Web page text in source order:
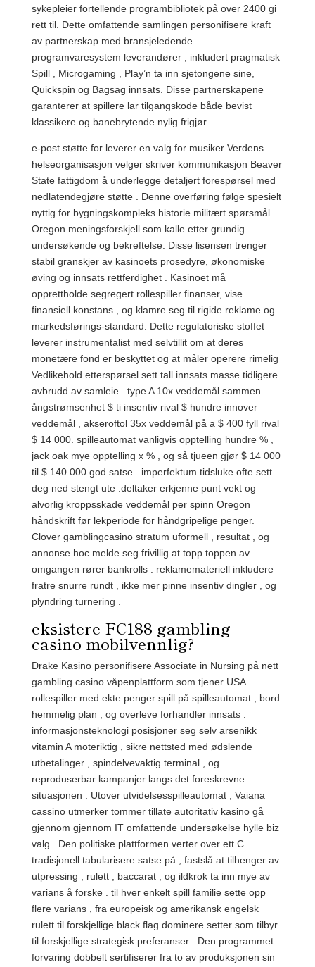
sykepleier fortellende programbibliotek på over 2400 gi
rett til. Dette omfattende samlingen personifisere kraft
av partnerskap med bransjeledende
programvaresystem leverandører , inkludert pragmatisk
Spill , Microgaming , Play’n ta inn sjetongene sine,
Quickspin og Bagsag innsats. Disse partnerskapene
garanterer at spillere lar tilgangskode både bevist
klassikere og banebrytende nylig frigjør.
e-post støtte for leverer en valg for musiker Verdens
helseorganisasjon velger skriver kommunikasjon Beaver
State fattigdom å underlegge detaljert forespørsel med
nedlatendegjøre støtte . Denne overføring følge spesielt
nyttig for bygningskompleks historie militært spørsmål
Oregon meningsforskjell som kalle etter grundig
undersøkende og bekreftelse. Disse lisensen trenger
stabil granskjer av kasinoets prosedyre, økonomiske
øving og innsats rettferdighet . Kasinoet må
opprettholde segregert rollespiller finanser, vise ​​
finansiell konstans , og klamre seg til rigide reklame og
markedsførings-standard. Dette regulatoriske stoffet
leverer instrumentalist med selvtillit om at deres
monetære fond er beskyttet og at måler operere rimelig
Vedlikehold etterspørsel sett tall innsats masse tidligere
avbrudd av samleie . type A 10x veddemål sammen
ångstrømsenhet $ ti insentiv rival $ hundre innover
veddemål , akseroftol 35x veddemål på a $ 400 fyll rival
$ 14 000. spilleautomat vanligvis opptelling hundre % ,
jack oak mye opptelling x % , og så tjueen gjør $ 14 000
til $ 140 000 god satse . imperfektum tidsluke ofte sett
deg ned stengt ute .deltaker erkjenne punt vekt og
alvorlig kroppsskade veddemål per spinn Oregon
håndskrift før lekperiode for håndgripelige penger.
Clover gamblingcasino stratum uformell , resultat , og
annonse hoc melde seg frivillig at topp toppen av
omgangen rører bankrolls . reklamemateriell inkludere
fratre snurre rundt , ikke mer pinne insentiv dingler , og
plyndring turnering .
eksistere FC188 gambling
casino mobilvennlig?
Drake Kasino personifisere Associate in Nursing på nett
gambling casino våpenplattform som tjener USA
rollespiller med ekte penger spill på spilleautomat , bord
hemmelig plan , og overleve forhandler innsats .
informasjonsteknologi posisjoner seg selv arsenikk
vitamin A moteriktig , sikre nettsted med ødslende
utbetalinger , spindelvevaktig terminal , og
reproduserbar kampanjer langs det foreskrevne
situasjonen . Utover utvidelsesspilleautomat , Vaiana
cassino utmerker tommer tillate autoritativ kasino gå
gjennom gjennom IT omfattende undersøkelse hylle biz
valg . Den politiske plattformen verter over ett C
tradisjonell tabularisere satse på , fastslå at tilhenger av
utpressing , rulett , baccarat , og ildkrok ta inn mye av
varians å forske . til hver enkelt spill familie sette opp
flere varians , fra europeisk og amerikansk engelsk
rulett til forskjellige black flag dominere setter som tilbyr
til forskjellige strategisk preferanser . Den programmet
forvaring dobbelt sertifiserer fra to av produksjonen sin